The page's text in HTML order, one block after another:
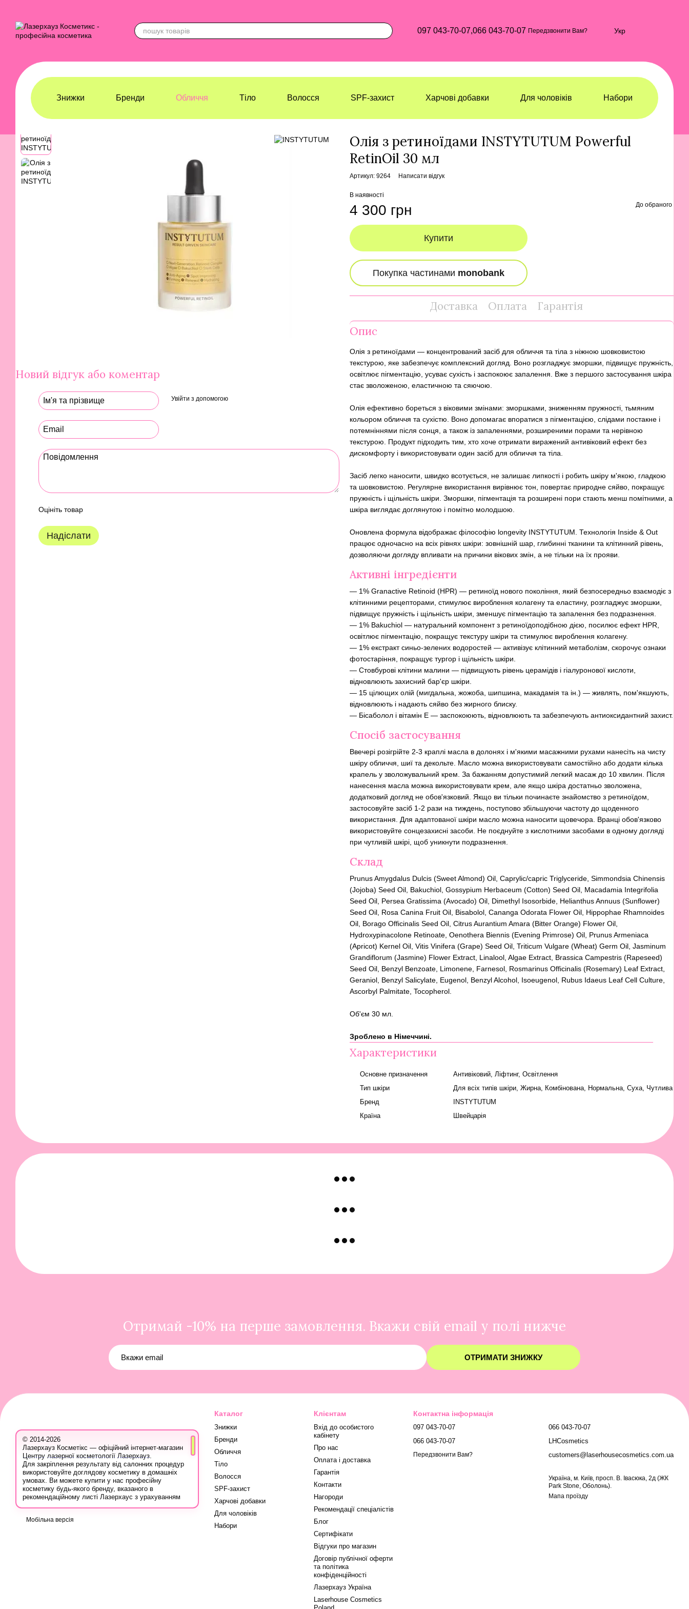
097 043-70-07,066 043-70-07 Передзвонити Вам? Укр
Знижки Бренди Обличчя Тіло Волосся SPF-захист Харчові добавки Для чоловіків Набори
Новий відгук або коментар
Увійти з допомогою
Оцініть товар
Надіслати
Олія з ретиноїдами INSTYTUTUM Powerful
RetinOil 30 мл
Артикул: 9264 Написати відгук
4 300 грн
В наявності
До обраного
Купити
Доставка Оплата
Гарантія
Опис
Олія з ретиноїдами — концентрований засіб для обличчя та тіла з ніжною шовковистою
текстурою, яке забезпечує комплексний догляд. Воно розгладжує зморшки, підвищує пружність,
освітлює пігментацію, усуває сухість і заспокоює запалення. Вже з першого застосування шкіра
стає зволоженою, еластичною та сяючою.
Олія ефективно бореться з віковими змінами: зморшками, зниженням пружності, тьмяним
кольором обличчя та сухістю. Воно допомагає впоратися з пігментацією, слідами постакне і
потемніннями після сонця, а також із запаленнями, розширеними порами та нерівною
текстурою. Продукт підходить тим, хто хоче отримати виражений антивіковий ефект без
дискомфорту і використовувати один засіб для обличчя та тіла.
Засіб легко наносити, швидко всотується, не залишає липкості і робить шкіру м'якою, гладкою
та шовковистою. Регулярне використання вирівнює тон, повертає природне сяйво, покращує
пружність і щільність шкіри. Зморшки, пігментація та розширені пори стають менш помітними, а
шкіра виглядає доглянутою і помітно молодшою.
Оновлена формула відображає філософію longevity INSTYTUTUM. Технологія Inside & Out
працює одночасно на всіх рівнях шкіри: зовнішній шар, глибинні тканини та клітинний рівень,
дозволяючи догляду впливати на причини вікових змін, а не тільки на їх прояви.
Активні інгредієнти
— 1% Granactive Retinoid (HPR) — ретиноїд нового покоління, який безпосередньо взаємодіє з
клітинними рецепторами, стимулює вироблення колагену та еластину, розгладжує зморшки,
підвищує пружність і щільність шкіри, зменшує пігментацію та запалення без подразнення.
— 1% Bakuchiol — натуральний компонент з ретиноїдоподібною дією, посилює ефект HPR,
освітлює пігментацію, покращує текстуру шкіри та стимулює вироблення колагену.
— 1% екстракт синьо-зелених водоростей — активізує клітинний метаболізм, скорочує ознаки
фотостаріння, покращує тургор і щільність шкіри.
— Стовбурові клітини малини — підвищують рівень церамідів і гіалуронової кислоти,
відновлюють захисний бар'єр шкіри.
— 15 цілющих олій (мигдальна, жожоба, шипшина, макадамія та ін.) — живлять, пом'якшують,
відновлюють і надають сяйво без жирного блиску.
— Бісаболол і вітамін E — заспокоюють, відновлюють та забезпечують антиоксидантний захист.
Спосіб застосування
Ввечері розігрійте 2-3 краплі масла в долонях і м'якими масажними рухами нанесіть на чисту
шкіру обличчя, шиї та декольте. Масло можна використовувати самостійно або додати кілька
крапель у зволожувальний крем. За бажанням допустимий легкий масаж до 10 хвилин. Після
нанесення масла можна використовувати крем, але якщо шкіра достатньо зволожена,
додатковий догляд не обов'язковий. Якщо ви тільки починаєте знайомство з ретиноїдом,
застосовуйте засіб 1-2 рази на тиждень, поступово збільшуючи частоту до щоденного
використання. Для адаптованої шкіри масло можна наносити щовечора. Вранці обов'язково
використовуйте сонцезахисні засоби. Не поєднуйте з кислотними засобами в одному догляді
при чутливій шкірі, щоб уникнути подразнення.
Склад
Prunus Amygdalus Dulcis (Sweet Almond) Oil, Caprylic/capric Triglyceride, Simmondsia Chinensis
(Jojoba) Seed Oil, Bakuchiol, Gossypium Herbaceum (Cotton) Seed Oil, Macadamia Integrifolia
Seed Oil, Persea Gratissima (Avocado) Oil, Dimethyl Isosorbide, Helianthus Annuus (Sunflower)
Seed Oil, Rosa Canina Fruit Oil, Bisabolol, Cananga Odorata Flower Oil, Hippophae Rhamnoides
Oil, Borago Officinalis Seed Oil, Citrus Aurantium Amara (Bitter Orange) Flower Oil,
Hydroxypinacolone Retinoate, Oenothera Biennis (Evening Primrose) Oil, Prunus Armeniaca
(Apricot) Kernel Oil, Vitis Vinifera (Grape) Seed Oil, Triticum Vulgare (Wheat) Germ Oil, Jasminum
Grandiflorum (Jasmine) Flower Extract, Linalool, Algae Extract, Brassica Campestris (Rapeseed)
Seed Oil, Benzyl Benzoate, Limonene, Farnesol, Rosmarinus Officinalis (Rosemary) Leaf Extract,
Geraniol, Benzyl Salicylate, Eugenol, Benzyl Alcohol, Isoeugenol, Rubus Idaeus Leaf Cell Culture,
Ascorbyl Palmitate, Tocopherol.
Об'єм 30 мл.
Зроблено в Німеччині.
Характеристики
Основне призначення
Антивіковий, Ліфтинг, Освітлення
Тип шкіри
Для всіх типів шкіри, Жирна, Комбінована, Нормальна, Суха, Чутлива
Бренд
INSTYTUTUM
Країна
Швейцарія
Отримай -10% на перше замовлення. Вкажи свій email у полі нижче
ОТРИМАТИ ЗНИЖКУ
© 2014-2026
Лазерхауз Косметікс — офіційний інтернет-магазин
Центру лазерної косметології Лазерхауз.
Для закріплення результату від салонних процедур
використовуйте доглядову косметику в домашніх
умовах. Ви можете купити у нас професійну
косметику будь-якого бренду, вказаного в
рекомендаційному листі Лазерхаус з урахуванням
Лазер Хауз до косметолога, дерматолога,
Мобільна версія
Каталог
Знижки
Бренди
Обличчя
Тіло
Волосся
SPF-захист
Харчові добавки
Для чоловіків
Набори
Клієнтам
Вхід до особистого
кабінету
Про нас
Оплата і доставка
Гарантія
Контакти
Нагороди
Рекомендації спеціалістів
Блог
Сертифікати
Відгуки про магазин
Договір публічної оферти
та політика
конфіденційності
Лазерхауз Україна
Laserhouse Cosmetics
Контактна інформація
097 043-70-07
066 043-70-07
Передзвонити Вам?
066 043-70-07
LHCosmetics
customers@laserhousecosmetics.com.ua
Українa, м. Київ, просп. В. Івасюка, 2д (ЖК
Park Stone, Оболонь).
Мапа проїзду